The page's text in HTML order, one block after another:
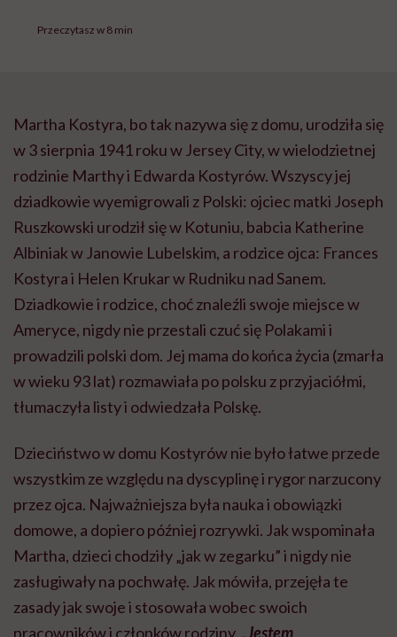
Przeczytasz w 8 min
Martha Kostyra, bo tak nazywa się z domu, urodziła się
w 3 sierpnia 1941 roku w Jersey City, w wielodzietnej
rodzinie Marthy i Edwarda Kostyrów. Wszyscy jej
dziadkowie wyemigrowali z Polski: ojciec matki Joseph
Ruszkowski urodził się w Kotuniu, babcia Katherine
Albiniak w Janowie Lubelskim, a rodzice ojca: Frances
Kostyra i Helen Krukar w Rudniku nad Sanem.
Dziadkowie i rodzice, choć znaleźli swoje miejsce w
Ameryce, nigdy nie przestali czuć się Polakami i
prowadzili polski dom. Jej mama do końca życia (zmarła
w wieku 93 lat) rozmawiała po polsku z przyjaciółmi,
tłumaczyła listy i odwiedzała Polskę.
Dzieciństwo w domu Kostyrów nie było łatwe przede
wszystkim ze względu na dyscyplinę i rygor narzucony
przez ojca. Najważniejsza była nauka i obowiązki
domowe, a dopiero później rozrywki. Jak wspominała
Martha, dzieci chodziły „jak w zegarku” i nigdy nie
zasługiwały na pochwałę. Jak mówiła, przejęła te
zasady jak swoje i stosowała wobec swoich
pracowników i członków rodziny. „Jestem